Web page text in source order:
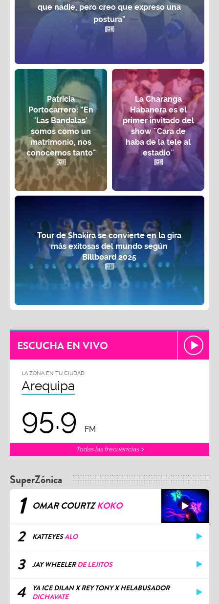
que nadie, pero creo que expreso una
postura”
Patricia
Portocarrero: “En
'Las Bandalas'
somos como un
matrimonio, nos
conocemos tanto"
La Charanga
Habanera es el
primer invitado del
show ¨Cara de
haba de la tele al
estadio¨
Tour de Shakira se convierte en la gira
más exitosas del mundo según
Billboard 2025
ESCUCHA EN VIVO
LA ZONA EN TU CIUDAD
Arequipa
95.9 FM
Todas las frecuencias
SuperZónica
1 OMAR COURTZKOKO
2 KATTEYESALO
3 JAY WHEELERDE LEJITOS
4
YA ICE DILAN X REY TONY X HELABUSADOR
DICHAVATE